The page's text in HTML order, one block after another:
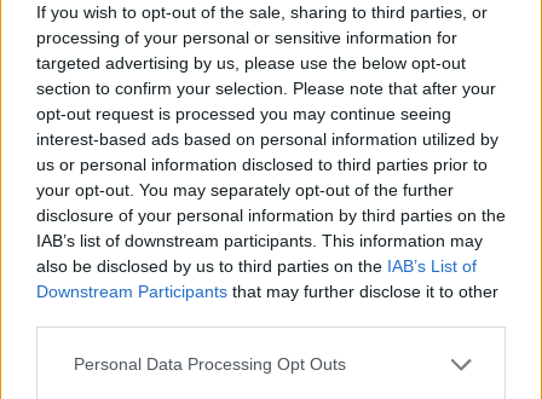
If you wish to opt-out of the sale, sharing to third parties, or
processing of your personal or sensitive information for
targeted advertising by us, please use the below opt-out
section to confirm your selection. Please note that after your
opt-out request is processed you may continue seeing
interest-based ads based on personal information utilized by
us or personal information disclosed to third parties prior to
your opt-out. You may separately opt-out of the further
disclosure of your personal information by third parties on the
IAB’s list of downstream participants. This information may
also be disclosed by us to third parties on the IAB’s List of
Downstream Participants that may further disclose it to other
Personal Data Processing Opt Outs
Ο ψευδάργυρος μπορεί να διατηρήσει τα
κύτταρα του δέρματος στο τριχωτό της
κεφαλής φρέσκα και υγιή, αποτρέποντας την
αποβολή.